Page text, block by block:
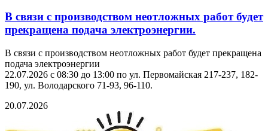
В связи с производством неотложных работ будет
прекращена подача электроэнергии.
В связи с производством неотложных работ будет прекращена
подача электроэнергии
22.07.2026 с 08:30 до 13:00 по ул. Первомайская 217-237, 182-
190, ул. Володарского 71-93, 96-110.
20.07.2026